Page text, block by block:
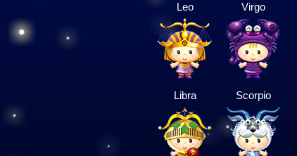
Leo Virgo
Libra Scorpio